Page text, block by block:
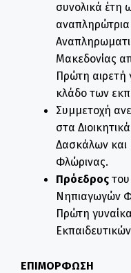
συνολικά έτη
Μακεδονίας
Πρώτη αιρετή
κλάδο των
Συμμετοχή
στα
Δασκάλων και
Φλώρινας.
Πρόεδρος
Νηπιαγωγών
Πρώτη
ΕΠΙΜΟΡΦΩΣΗ